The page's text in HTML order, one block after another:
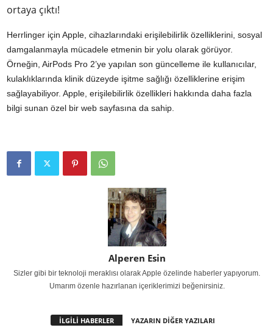
ortaya çıktı!
Herrlinger için Apple, cihazlarındaki erişilebilirlik özelliklerini, sosyal
damgalanmayla mücadele etmenin bir yolu olarak görüyor.
Örneğin, AirPods Pro 2’ye yapılan son güncelleme ile kullanıcılar,
kulaklıklarında klinik düzeyde işitme sağlığı özelliklerine erişim
sağlayabiliyor. Apple, erişilebilirlik özellikleri hakkında daha fazla
bilgi sunan özel bir web sayfasına da sahip.
Alperen Esin
Sizler gibi bir teknoloji meraklısı olarak Apple özelinde haberler yapıyorum.
Umarım özenle hazırlanan içeriklerimizi beğenirsiniz.
İLGİLİ HABERLER YAZARIN DİĞER YAZILARI